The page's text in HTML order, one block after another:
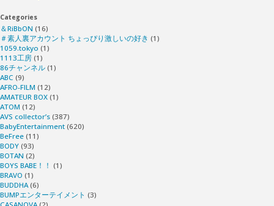
Categories
＆RiBbON (16)
＃素人裏アカウント ちょっぴり激しいの好き (1)
1059.tokyo (1)
1113工房 (1)
86チャンネル (1)
ABC (9)
AFRO-FILM (12)
AMATEUR BOX (1)
ATOM (12)
AVS collector’s (387)
BabyEntertainment (620)
BeFree (11)
BODY (93)
BOTAN (2)
BOYS BABE！！ (1)
BRAVO (1)
BUDDHA(6)
BUMPエンターテイメント (3)